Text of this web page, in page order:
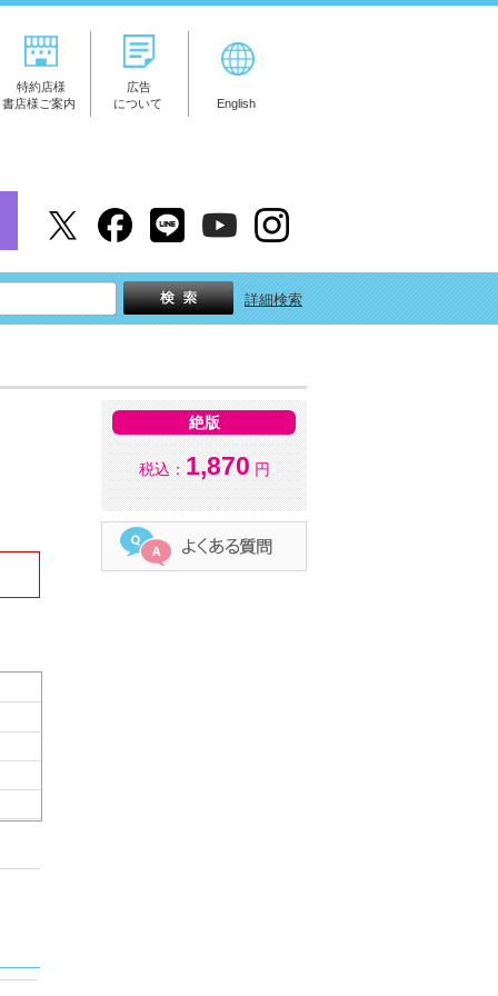
特約店様
書店様ご案内
広告
について
English
詳細検索
絶版
税込： 1,870 円